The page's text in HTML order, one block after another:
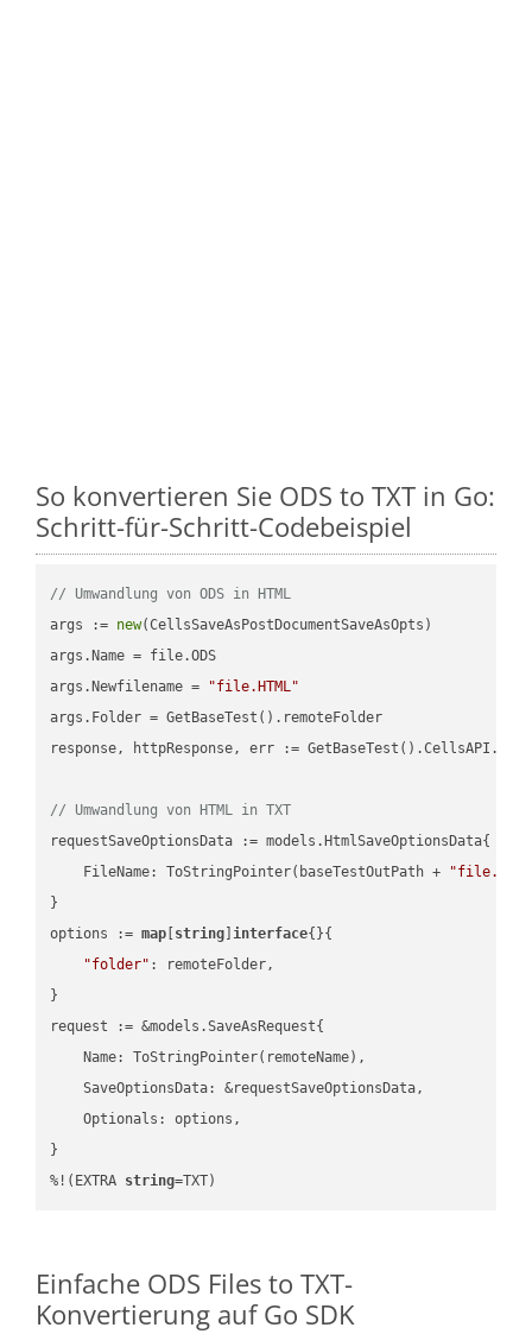
So konvertieren Sie ODS to TXT in Go:
Schritt-für-Schritt-Codebeispiel
// Umwandlung von ODS in HTML
args := new(CellsSaveAsPostDocumentSaveAsOpts)
args.Name = file.ODS
args.Newfilename =
"file.HTML"
args.Folder = GetBaseTest().remoteFolder
response, httpResponse, err :=
// Umwandlung von HTML in TXT
requestSaveOptionsData := models.HtmlSaveOptionsData{
    FileName: ToStringPointer(baseTestOutPath +
}
options := map string ]interface{}{
"folder" : remoteFolder,
}
request := &models.SaveAsRequest{
    Name: ToStringPointer(remoteName),
    SaveOptionsData: &requestSaveOptionsData,
    Optionals: options,
}
%!(EXTRA string=TXT)
Einfache ODS Files to TXT-
Konvertierung auf Go SDK